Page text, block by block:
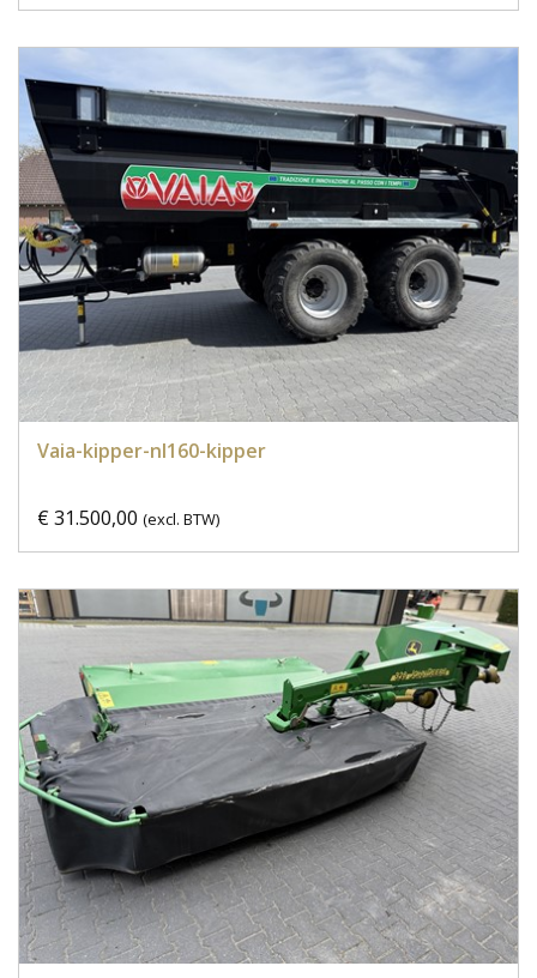
Vaia-kipper-nl160-kipper
€ 31.500,00 (excl. BTW)